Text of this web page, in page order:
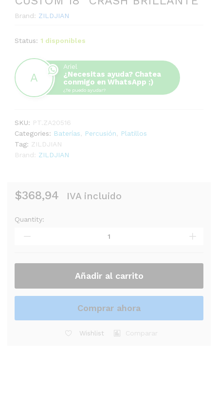
Brand: ZILDJIAN
Status: 1 disponibles
Ariel
¿Necesitas ayuda? Chatea
conmigo en WhatsApp ;)
¿Te puedo ayudar?
SKU: PT.ZA20516
Categories: Baterías Percusión
Platillos
Tag: ZILDJIAN
Brand: ZILDJIAN
$368,94 IVA incluido
PLATILLO
CUSTOM
BRILLANTE
Quantity:
Añadir al carrito
Comprar ahora
Wishlist Comparar